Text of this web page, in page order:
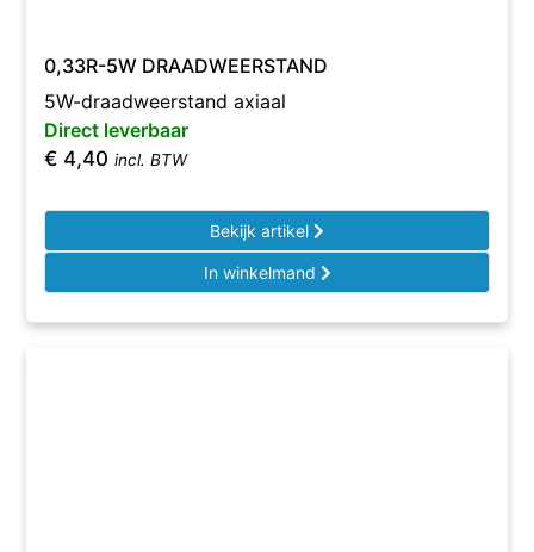
0,33R-5W DRAADWEERSTAND
5W-draadweerstand axiaal
Direct leverbaar
€ 4,40 incl. BTW
Bekijk artikel
In winkelmand